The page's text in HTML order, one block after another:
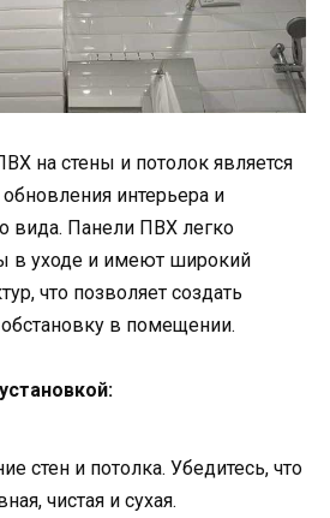
на стены и потолок является
интерьера и
вида. Панели ПВХ легко
в уходе и имеют широкий
что позволяет создать
в помещении.
стен и потолка. Убедитесь, что
чистая и сухая.